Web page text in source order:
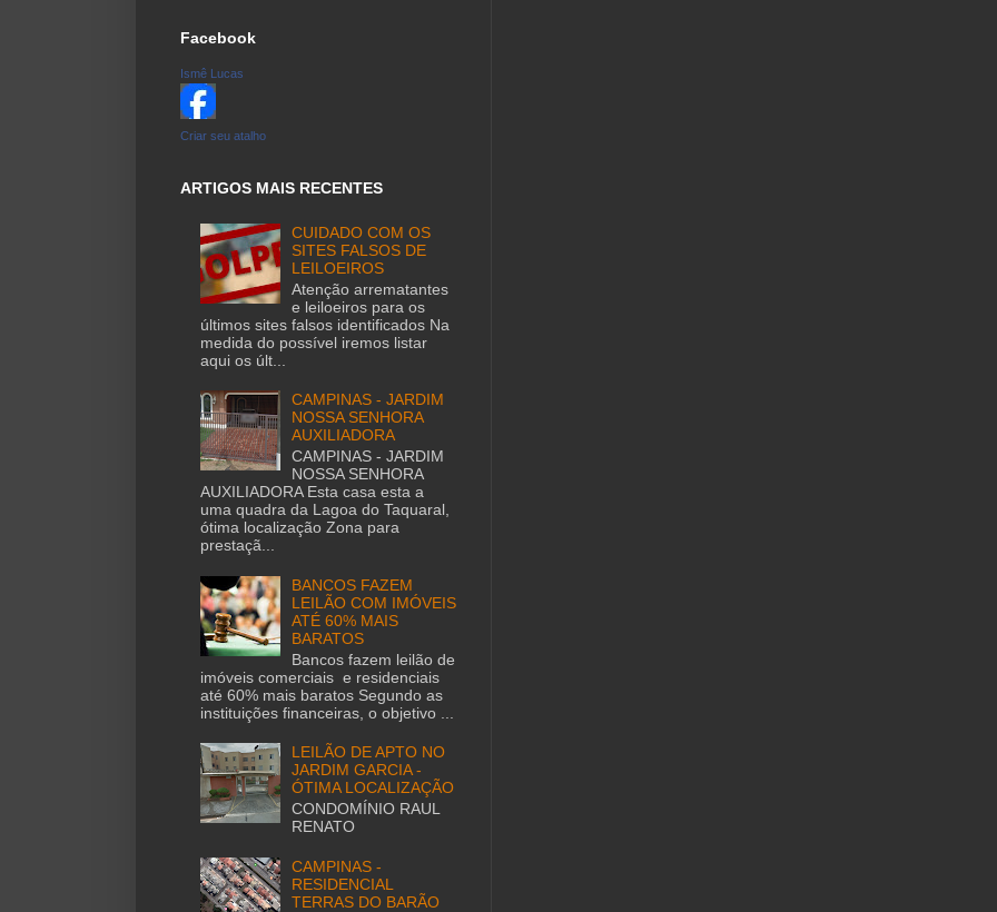
Facebook
Ismê Lucas
Criar seu atalho
ARTIGOS MAIS RECENTES
CUIDADO COM OS
SITES FALSOS DE
LEILOEIROS
Atenção arrematantes
e leiloeiros para os
últimos sites falsos identificados Na
medida do possível iremos listar
aqui os últ...
CAMPINAS - JARDIM
NOSSA SENHORA
AUXILIADORA
CAMPINAS - JARDIM
NOSSA SENHORA
AUXILIADORA Esta casa esta a
uma quadra da Lagoa do Taquaral,
ótima localização Zona para
prestaçã...
BANCOS FAZEM
LEILÃO COM IMÓVEIS
ATÉ 60% MAIS
BARATOS
Bancos fazem leilão de
imóveis comerciais e residenciais
até 60% mais baratos Segundo as
instituições financeiras, o objetivo ...
LEILÃO DE APTO NO
JARDIM GARCIA -
ÓTIMA LOCALIZAÇÃO
CONDOMÍNIO RAUL
RENATO
CAMPINAS -
RESIDENCIAL
TERRAS DO BARÃO